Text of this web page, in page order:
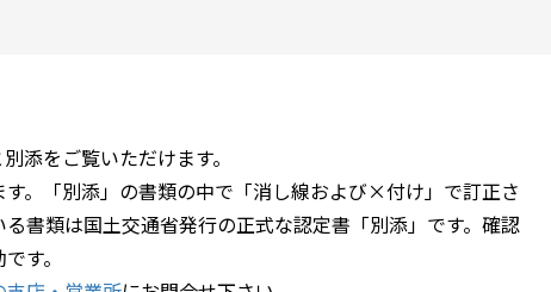
添をご覧いただけます。
。「別添」の書類の中で「消し線および×付け」で訂正さ
書類は国土交通省発行の正式な認定書「別添」です。確認
す。